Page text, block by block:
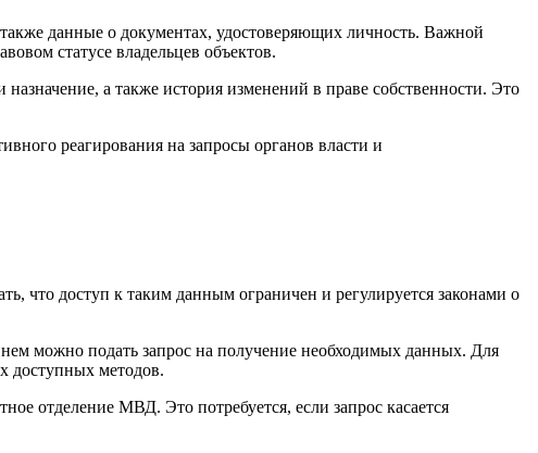
данные о документах, удостоверяющих личность. Важной
статусе владельцев объектов.
а также история изменений в праве собственности. Это
реагирования на запросы органов власти и
что доступ к таким данным ограничен и регулируется законами о
можно подать запрос на получение необходимых данных. Для
доступных методов.
отделение МВД. Это потребуется, если запрос касается